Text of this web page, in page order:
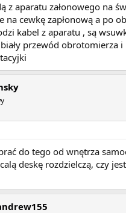
z aparatu załonowego na
na cewkę zapłonową a po
kabel z aparatu , są
biały przewód obrotomierza
do tego od wnętrza
deskę rozdzielczą, czy